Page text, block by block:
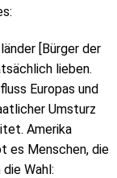
[Bürger der
lieben.
Europas und
Umsturz
Amerika
es Menschen, die
Wahl: